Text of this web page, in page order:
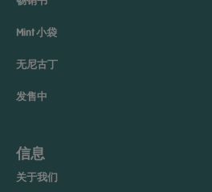
Mint 小袋
无尼古丁
发售中
信息
关于我们